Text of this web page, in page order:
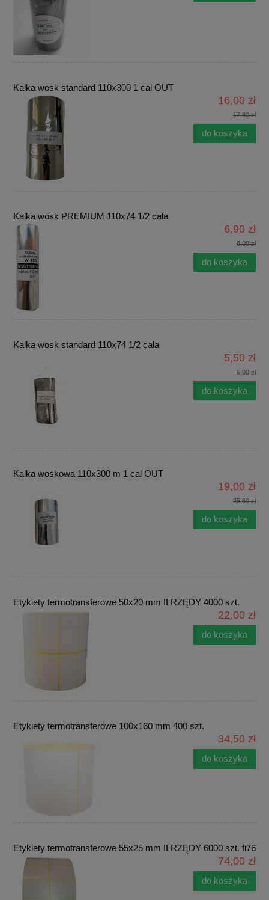
Kalka wosk standard 110x300 1 cal OUT
16,00 zł
17,80 zł
do koszyka
Kalka wosk PREMIUM 110x74 1/2 cala
6,90 zł
8,00 zł
do koszyka
Kalka wosk standard 110x74 1/2 cala
5,50 zł
6,00 zł
do koszyka
Kalka woskowa 110x300 m 1 cal OUT
19,00 zł
25,60 zł
do koszyka
Etykiety termotransferowe 50x20 mm II RZĘDY 4000 szt.
22,00 zł
do koszyka
Etykiety termotransferowe 100x160 mm 400 szt.
34,50 zł
do koszyka
Etykiety termotransferowe 55x25 mm II RZĘDY 6000 szt. fi76
74,00 zł
do koszyka